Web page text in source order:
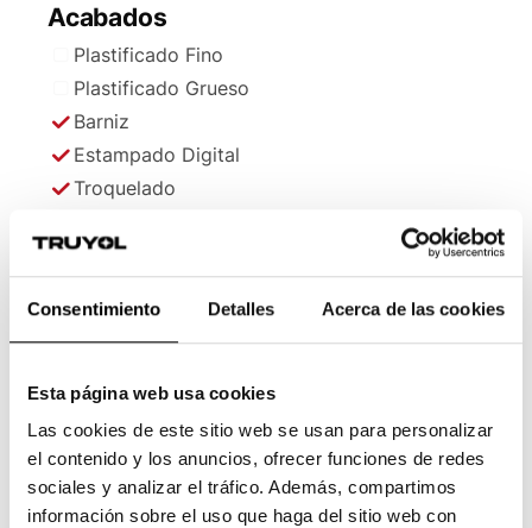
Consentimiento Detalles Acerca de las cookies
Esta página web usa cookies
Las cookies de este sitio web se usan para personalizar
el contenido y los anuncios, ofrecer funciones de redes
sociales y analizar el tráfico. Además, compartimos
información sobre el uso que haga del sitio web con
Acabados
Plastificado Fino
Plastificado Grueso
Barniz
Estampado Digital
Troquelado
Hendido